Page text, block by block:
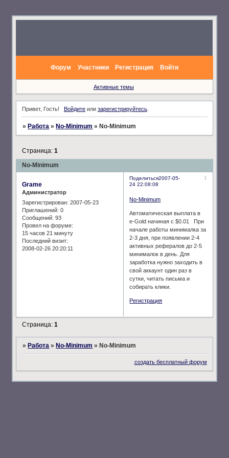
Форум Участники Регистрация Войти
Активные темы
Привет, Гость! Войдитеили зарегистрируйтесь.
» Работа » No-Minimum » No-Minimum
No-Minimum
Страница:1
Поделиться 1
2007-05-
24 22:08:08
Grame
Администратор
Зарегистрирован: 2007-05-23
Приглашений: 0
Сообщений: 93
Провел на форуме:
15 часов 21 минуту
Последний визит:
2008-02-26 20:20:11
No-Minimum
Автоматическая выплата в
e-Gold начиная с $0.01 При
начале работы минималка за
2-3 дня, при появлении 2-4
активных рефералов до 2-5
минималок в день. Для
заработка нужно заходить в
свой аккаунт один раз в
сутки, читать письма и
собирать клики.
Регистрация
Страница:1
» Работа » No-Minimum » No-Minimum
создать бесплатный форум